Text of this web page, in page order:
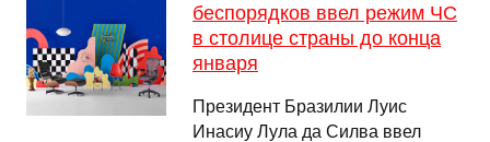
беспорядков ввел режим ЧС
в столице страны до конца
января
Президент Бразилии Луис
Инасиу Лула да Силва ввел